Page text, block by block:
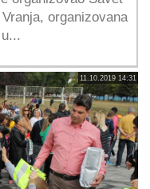
organizovana
11.10.2019 14:31